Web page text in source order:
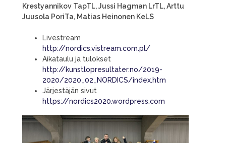
Krestyannikov TapTL, Jussi Hagman LrTL, Arttu
Juusola PoriTa, Matias Heinonen KeLS
Livestream
http://nordics.vistream.com.pl/
Aikataulu ja tulokset
http://kunstlopresultater.no/2019-
2020/2020_02_NORDICS/index.htm
Järjestäjän sivut
https://nordics2020.wordpress.com